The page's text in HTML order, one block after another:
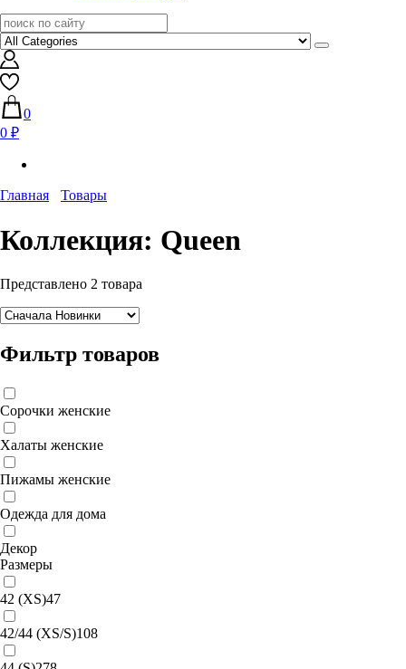
0
0 ₽
Главная Товары
Коллекция: Queen
Представлено 2 товара
Фильтр товаров
Сорочки женские
Халаты женские
Пижамы женские
Одежда для дома
Декор
Размеры
42 (XS)47
42/44 (XS/S)108